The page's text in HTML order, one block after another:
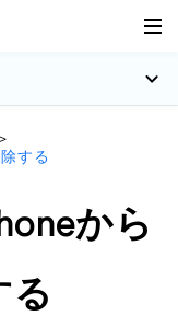
>
する
から
る